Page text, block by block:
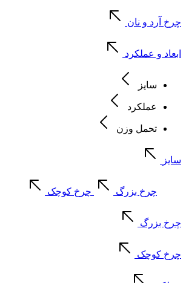
چرخ آرد و نان
ابعاد و عملکرد
سایز
عملکرد
تحمل وزن
سایز
چرخ بزرگ چرخ کوچک
چرخ بزرگ
چرخ کوچک